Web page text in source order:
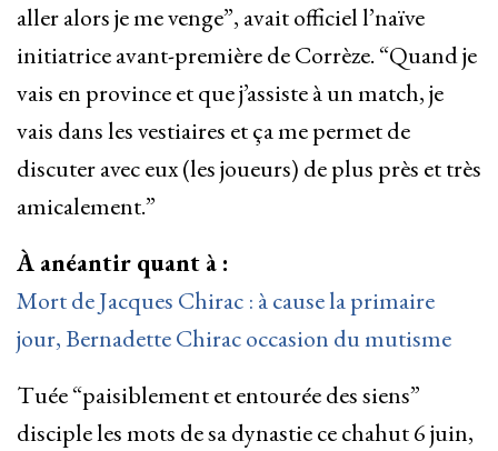
aller alors je me venge”, avait officiel l’naïve
initiatrice avant-première de Corrèze. “Quand je
vais en province et que j’assiste à un match, je
vais dans les vestiaires et ça me permet de
discuter avec eux (les joueurs) de plus près et très
amicalement.”
À anéantir quant à :
Mort de Jacques Chirac : à cause la primaire
jour, Bernadette Chirac occasion du mutisme
Tuée “paisiblement et entourée des siens”
disciple les mots de sa dynastie ce chahut 6 juin,